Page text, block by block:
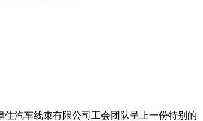
住汽车线束有限公司工会团队呈上一份特别的